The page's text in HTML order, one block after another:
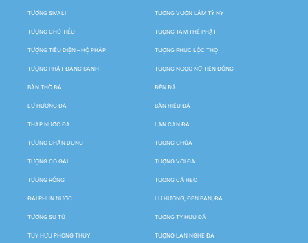
TƯỢNG SIVALI TƯỢNG VƯỜN LÂM TỲ NY
TƯỢNG CHÚ TIỂU TƯỢNG TAM THẾ PHẬT
TƯỢNG TIÊU DIỆN – HỘ PHÁP TƯỢNG PHÚC LỘC THỌ
TƯỢNG PHẬT ĐẢNG SANH TƯỢNG NGỌC NỮ TIÊN ĐỒNG
BÀN THỜ ĐÁ ĐÈN ĐÁ
LƯ HƯƠNG ĐÁ BẢN HIỆU ĐÁ
THÁP NƯỚC ĐÁ LAN CAN ĐÁ
TƯỢNG CHÂN DUNG TƯỢNG CHÚA
TƯỢNG CÔ GÁI TƯỢNG VOI ĐÁ
TƯỢNG RỒNG TƯỢNG CÁ HEO
ĐÀI PHUN NƯỚC LƯ HƯƠNG, ĐÈN BÀN, ĐÁ
TƯỢNG SƯ TỬ TƯỢNG TỲ HƯU ĐÁ
TÙY HƯU PHONG THỦY TƯỢNG LÂN NGHÊ ĐÁ